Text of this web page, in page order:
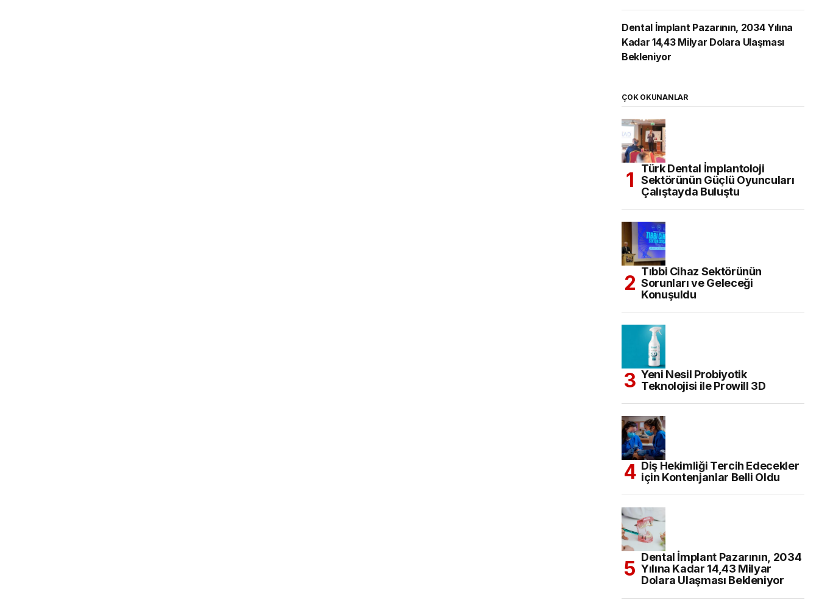
Dental İmplant Pazarının, 2034 Yılına
Kadar 14,43 Milyar Dolara Ulaşması
Bekleniyor
ÇOK OKUNANLAR
Türk Dental İmplantoloji
Sektörünün Güçlü Oyuncuları
Çalıştayda Buluştu
Tıbbi Cihaz Sektörünün
Sorunları ve Geleceği
Konuşuldu
Yeni Nesil Probiyotik
Teknolojisi ile Prowill 3D
Diş Hekimliği Tercih Edecekler
için Kontenjanlar Belli Oldu
Dental İmplant Pazarının, 2034
Yılına Kadar 14,43 Milyar
Dolara Ulaşması Bekleniyor